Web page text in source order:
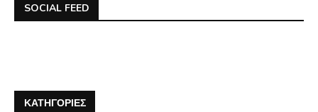
SOCIAL FEED
ΚΑΤΗΓΟΡΊΕΣ